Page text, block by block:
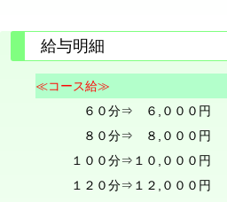
給与明細
≪コース給≫
６０分⇒ ６,０００円
８０分⇒ ８,０００円
１００分⇒１０,０００円
１２０分⇒１２,０００円